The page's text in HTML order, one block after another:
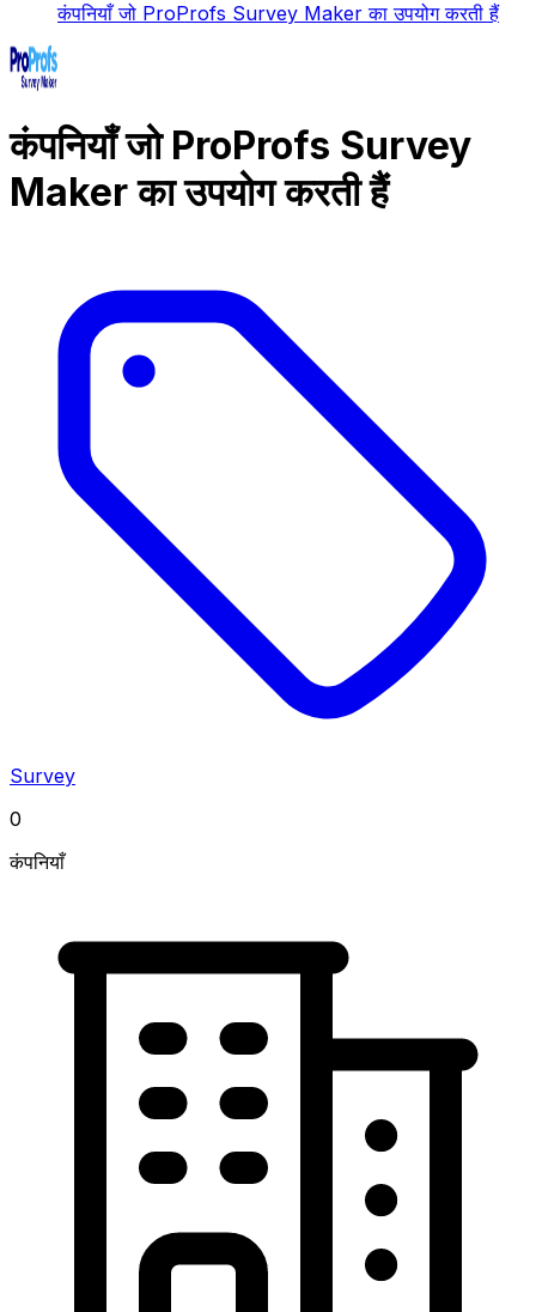
कंपनियाँ जो ProProfs Survey Maker का उपयोग करती हैं
कंपनियाँ जो ProProfs Survey
Maker का उपयोग करती हैं
Survey
0
कंपनियाँ